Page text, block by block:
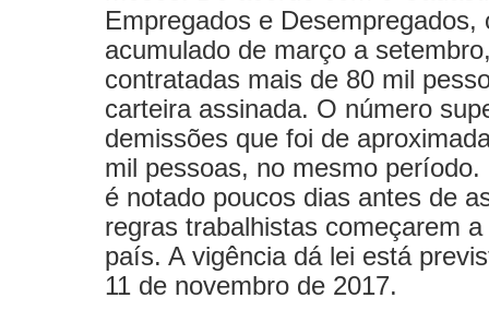
Empregados e Desempregados,
acumulado de março a
contratadas mais de 80 mil
carteira assinada. O número
demissões que foi de
mil pessoas, no mesmo período.
é notado poucos dias antes de
regras trabalhistas começarem
país. A vigência dá lei está
11 de novembro de 2017.